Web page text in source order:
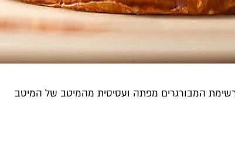
רשימת המבורגרים מפתה ועסיסית מהמיטב של המיטב